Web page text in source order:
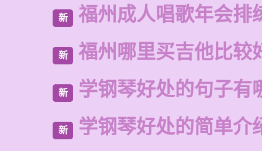
新 福州成人唱歌年会排
新 福州哪里买吉他比较
新 学钢琴好处的句子有
新 学钢琴好处的简单介